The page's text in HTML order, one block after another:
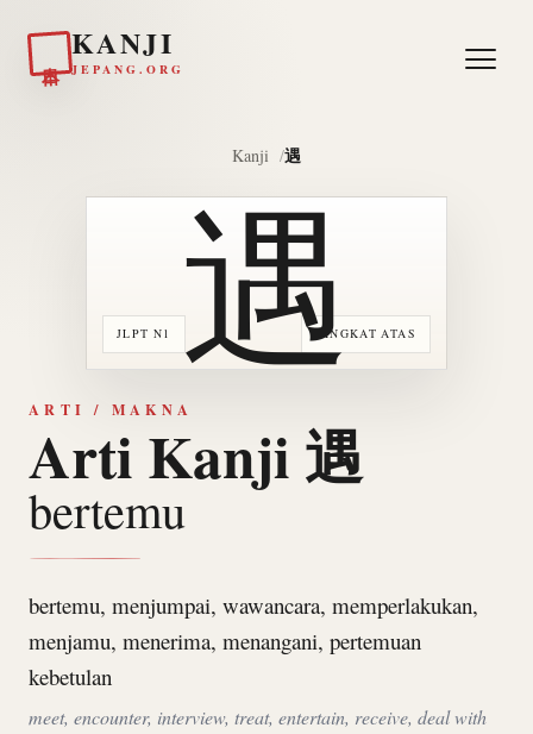
KANJI
JEPANG.ORG
Kanji 遇
JLPT N1 TINGKAT ATAS
遇
ARTI / MAKNA
Arti Kanji 遇
bertemu
bertemu, menjumpai, wawancara, memperlakukan,
menjamu, menerima, menangani, pertemuan
kebetulan
meet, encounter, interview, treat, entertain, receive, deal with